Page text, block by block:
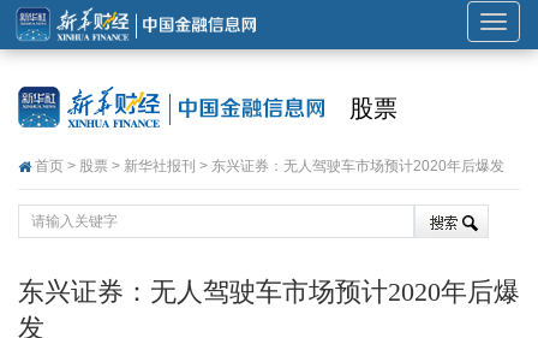
展
开
导
股票
首页 > 股票 > 新华社报刊 > 东兴证券：无人驾驶车市场预计2020年后爆发
东兴证券：无人驾驶车市场预计2020年后爆
发